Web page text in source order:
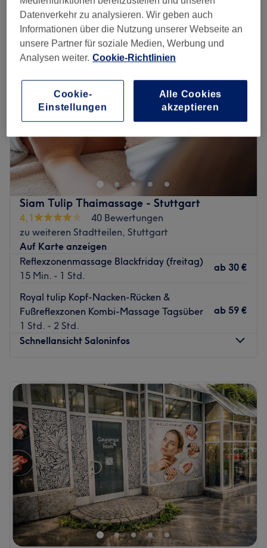
2 Salons die anbieten:
reflexzonen-massagen in der Nähe von Rotebühl, Stuttgart
Siam Tulip Thaimassage - Stuttgart
4,1
40 Bewertungen
zu weiteren Stadtteilen, Stuttgart
Auf Karte anzeigen
Reflexzonenmassage Blackfriday (freitag)
15 Min. - 1 Std.
ab 30 €
Royal tulip Kopf-Nacken-Rücken &
Fußreflexzonen Kombi-Massage Tagsüber
1 Std. - 2 Std.
ab 59 €
Schnellansicht Saloninfos
Dienstag
10:00–19:00
Mittwoch
10:00–19:00
Donnerstag
10:00 –19:00
Freitag
10:00 –19:00
Samstag
10:00 –19:00
Sonntag
Geschlossen
Du sehnst dich nach Entspannung und Wohlbefinden?
Dann solltest du Siam Tulip Thaimassage in Stuttgart
West unbedingt einen Besuch abstatten. Hier wirst du von
Kopf bis Fuß mit Thai- sowie Ölmassagen verwöhnt,
sodass du Überlastung und Unruhe von dir schütteln
Datenverkehr zu analysieren. Wir geben auch
Informationen über die Nutzung unserer Webseite an
unsere Partner für soziale Medien, Werbung und
Analysen weiter. Cookie-Richtlinien
Cookie-
Einstellungen
Alle Cookies
akzeptieren